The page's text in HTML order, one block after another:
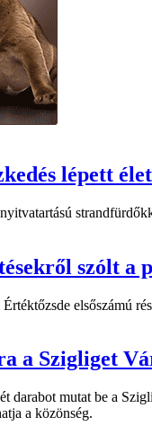
lépett
szólt a
elsőszámú
a Szigliget
darabot mutat be a
a közönség.